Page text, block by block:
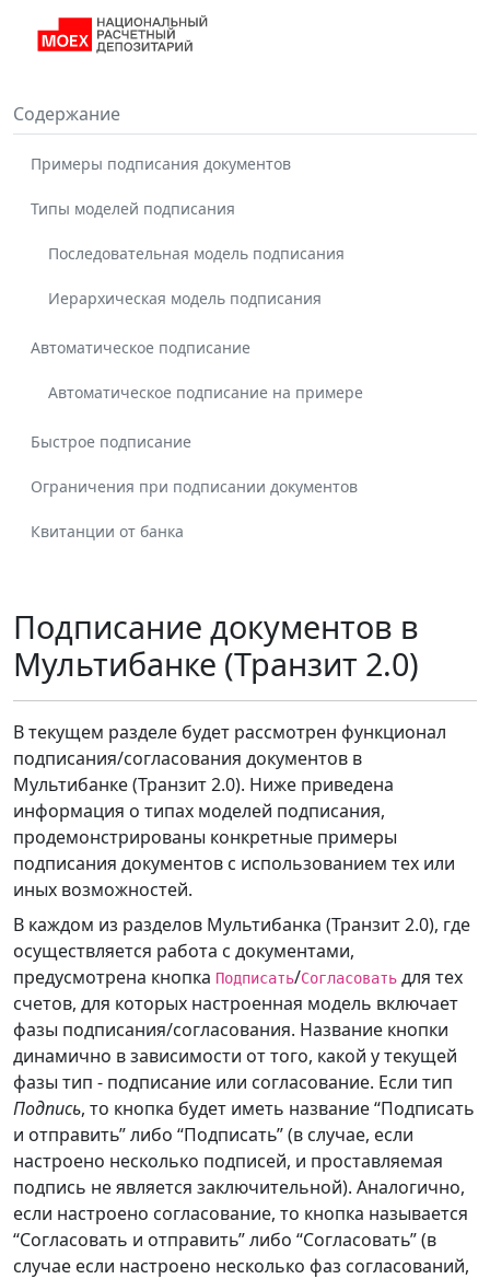
Содержание
Примеры подписания документов
Типы моделей подписания
Последовательная модель подписания
Иерархическая модель подписания
Автоматическое подписание
Автоматическое подписание на примере
Быстрое подписание
Ограничения при подписании документов
Квитанции от банка
Подписание документов в
Мультибанке (Транзит 2.0)
В текущем разделе будет рассмотрен функционал
подписания/согласования документов в
Мультибанке (Транзит 2.0). Ниже приведена
информация о типах моделей подписания,
продемонстрированы конкретные примеры
подписания документов с использованием тех или
иных возможностей.
В каждом из разделов Мультибанка (Транзит 2.0), где
осуществляется работа с документами,
предусмотрена кнопка Подписать/Согласовать для тех
счетов, для которых настроенная модель включает
фазы подписания/согласования. Название кнопки
динамично в зависимости от того, какой у текущей
фазы тип - подписание или согласование. Если тип
Подпись, то кнопка будет иметь название “Подписать
и отправить” либо “Подписать” (в случае, если
настроено несколько подписей, и проставляемая
подпись не является заключительной). Аналогично,
если настроено согласование, то кнопка называется
“Согласовать и отправить” либо “Согласовать” (в
случае если настроено несколько фаз согласований,